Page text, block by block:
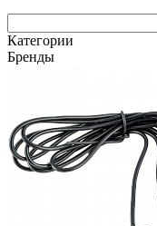
Категории
Бренды